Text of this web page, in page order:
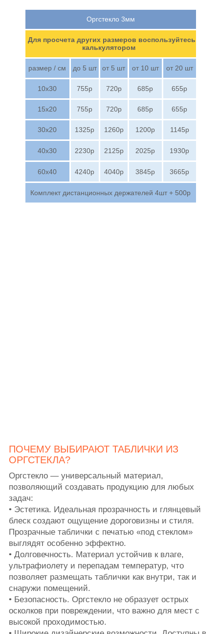
Оргстекло 3мм
Для просчета других размеров воспользуйтесь
калькулятором
размер / см до 5 шт от 5 шт от 10 шт от 20 шт
10х30 755р 720р 685р 655р
15х20 755р 720р 685р 655р
30х20 1325р 1260р 1200р 1145р
40х30 2230р 2125р 2025р 1930р
60х40 4240р 4040р 3845р 3665р
Комплект дистанционных держателей 4шт + 500р
ПОЧЕМУ ВЫБИРАЮТ ТАБЛИЧКИ ИЗ
ОРГСТЕКЛА?
Оргстекло — универсальный материал,
позволяющий создавать продукцию для любых
задач:
• Эстетика. Идеальная прозрачность и глянцевый
блеск создают ощущение дороговизны и стиля.
Прозрачные таблички с печатью «под стеклом»
выглядят особенно эффектно.
• Долговечность. Материал устойчив к влаге,
ультрафиолету и перепадам температур, что
позволяет размещать таблички как внутри, так и
снаружи помещений.
• Безопасность. Оргстекло не образует острых
осколков при повреждении, что важно для мест с
высокой проходимостью.